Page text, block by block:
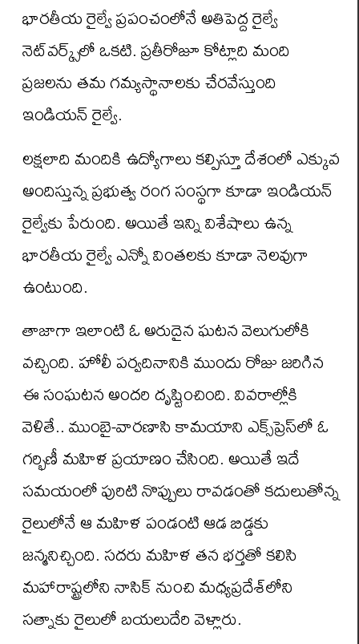
భారతీయ రైల్వే ప్రపంచంలోనే అతిపెద్ద రైల్వే
నెట్‌వర్క్స్‌లో ఒకటి. ప్రతీరోజూ కోట్లాది మంది
ప్రజలను తమ గమ్యస్థానాలకు చేరవేస్తుంది
ఇండియన్‌ రైల్వే.
లక్షలాది మందికి ఉద్యోగాలు కల్పిస్తూ దేశంలో ఎక్కువ
అందిస్తున్న ప్రభుత్వ రంగ సంస్థగా కూడా ఇండియన్‌
రైల్వేకు పేరుంది. అయితే ఇన్ని విశేషాలు ఉన్న
భారతీయ రైల్వే ఎన్నో వింతలకు కూడా నెలవుగా
ఉంటుంది.
తాజాగా ఇలాంటి ఓ అరుదైన ఘటన వెలుగులోకి
వచ్చింది. హోలీ పర్వదినానికి ముందు రోజు జరిగిన
ఈ సంఘటన అందరి దృష్టించింది. వివరాల్లోకి
వెళితే.. ముంబై-వారణాసి కామయాని ఎక్స్‌ప్రెస్‌లో ఓ
గర్భిణీ మహిళ ప్రయాణం చేసింది. అయితే ఇదే
సమయంలో పురిటి నొప్పులు రావడంతో కదులుతోన్న
రైలులోనే ఆ మహిళ పండంటి ఆడ బిడ్డకు
జన్మనిచ్చింది. సదరు మహిళ తన భర్తతో కలిసి
మహారాష్ట్రలోని నాసిక్ నుంచి మధ్యప్రదేశ్‌లోని
సత్నాకు రైలులో బయలుదేరి వెళ్లారు.